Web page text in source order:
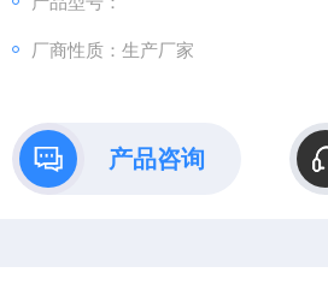
厂商性质：生产厂家
产品咨询